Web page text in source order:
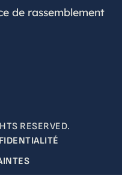
de rassemblement
RESERVED.